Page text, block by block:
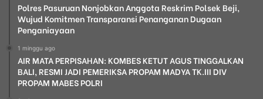
Polres Pasuruan Nonjobkan Anggota Reskrim Polsek Beji,
Wujud Komitmen Transparansi Penanganan Dugaan
Penganiayaan
1 minggu ago
AIR MATA PERPISAHAN: KOMBES KETUT AGUS TINGGALKAN
BALI, RESMI JADI PEMERIKSA PROPAM MADYA TK.III DIV
PROPAM MABES POLRI